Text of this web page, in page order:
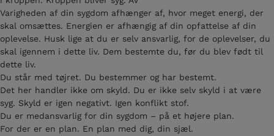
Varigheden af din sygdom afhænger af, hvor meget energi, der
skal omsættes. Energien er afhængig af din opfattelse af din
oplevelse. Husk lige at du er selv ansvarlig, for de oplevelser, du
skal igennem i dette liv. Dem bestemte du, før du blev født til
dette liv.
Du står med tøjret. Du bestemmer og har bestemt.
Det her handler ikke om skyld. Du er ikke selv skyld i at være
syg. Skyld er igen negativt. Igen konflikt stof.
Du er medansvarlig for din sygdom – på et højere plan.
For der er en plan. En plan med dig, din sjæl.